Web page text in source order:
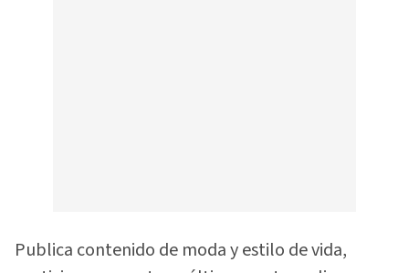
Publica contenido de moda y estilo de vida,